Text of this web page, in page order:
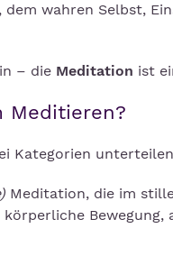
wahren Selbst,
– die Meditation ist
Meditieren?
Kategorien
Meditation, die im